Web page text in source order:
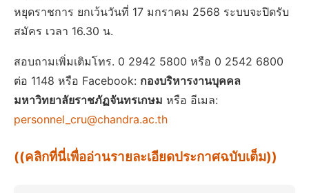
หยุดราชการ ยกเว้นวันที่ 17 มกราคม 2568 ระบบจะปิดรับ
สมัคร เวลา 16.30 น.
สอบถามเพิ่มเติมโทร. 0 2942 5800 หรือ 0 2542 6800
ต่อ 1148 หรือ Facebook: กองบริหารงานบุคคล
มหาวิทยาลัยราชภัฏจันทรเกษม หรือ อีเมล:
personnel_cru@chandra.ac.th
((คลิกที่นี่เพื่ออ่านรายละเอียดประกาศฉบับเต็ม))